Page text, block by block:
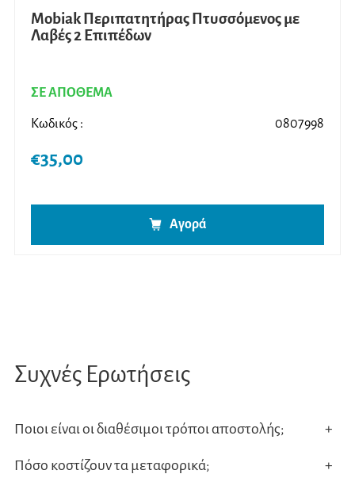
Mobiak Περιπατητήρας Πτυσσόμενος με
Λαβές 2 Επιπέδων
ΣΕ ΑΠΟΘΕΜΑ
Κωδικός : 0807998
€35,00
Αγορά
Συχνές Ερωτήσεις
Ποιοι είναι οι διαθέσιμοι τρόποι αποστολής; +
Πόσο κοστίζουν τα μεταφορικά; +